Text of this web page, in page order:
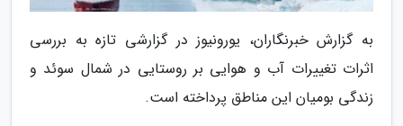
به گزارش خبرنگاران، یورونیوز در گزارشی تازه به بررسی
اثرات تغییرات آب و هوایی بر روستایی در شمال سوئد و
زندگی بومیان این مناطق پرداخته است.